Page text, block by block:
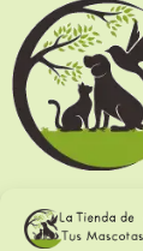
Contacto: